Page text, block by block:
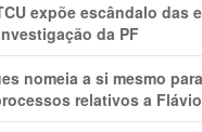
expõe escândalo das
da PF
nomeia a si mesmo
relativos a